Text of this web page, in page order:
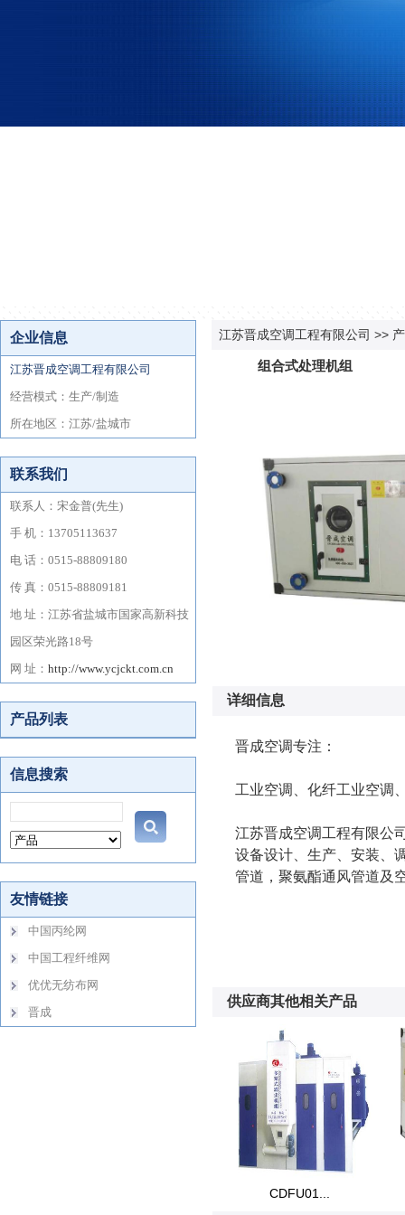
江苏晋成空调工程有限公司 >>
组合式处理机组
详细信息
晋成空调专注：
工业空调、化纤工业空调
江苏晋成空调工程有限公
设备设计、生产、安装、
管道，聚氨酯通风管道及
供应商其他相关产品
CDFU01...